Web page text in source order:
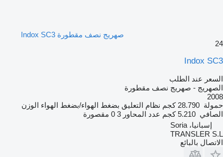
صهريج نصف مقطورة Indox SC3
24
Indox SC3
السعر عند الطلب
الصهريج - صهريج نصف مقطورة
2008
حمولة 28.790 كجم نظام التعليق بضغط الهواء/بضغط الهواء الوزن
الصافي 5.210 كجم عدد المحاور 3 0 مقصورة
إسبانيا، Soria
TRANSLER S.L
الاتصال بالبائع